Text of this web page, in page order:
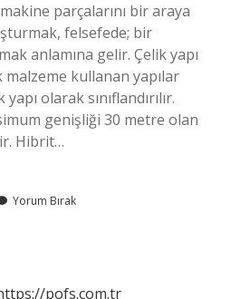
parçalarını bir araya
felsefede; bir
anlamına gelir. Çelik yapı
kullanan yapılar
olarak sınıflandırılır.
genişliği 30 metre olan
Hibrit…
Yorum Bırak
pofs.com.tr